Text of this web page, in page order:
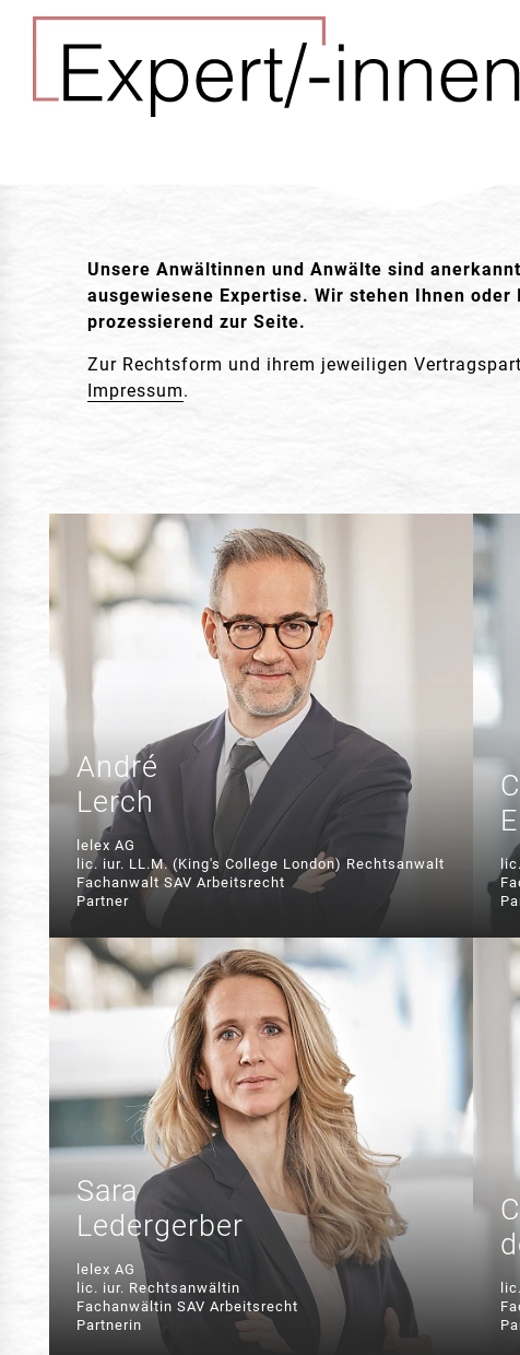
Unsere Anwältinnen und Anwälte sind
ausgewiesene Expertise. Wir stehen Ihnen
prozessierend zur Seite.
Zur Rechtsform und ihrem jeweiligen
Impressum.
André
Lerch
lelex AG
lic. iur. LL.M. (King's College London) Rechtsanwalt
Fachanwalt SAV Arbeitsrecht
Partner
Sara
Ledergerber
lelex AG
lic. iur. Rechtsanwältin
Fachanwältin SAV Arbeitsrecht
Partnerin